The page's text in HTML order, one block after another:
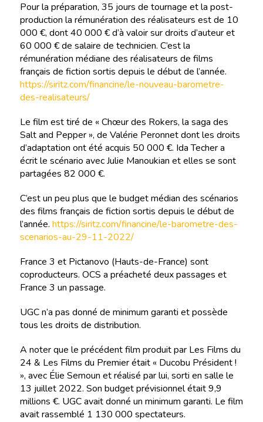
Pour la préparation, 35 jours de tournage et la post-
production la rémunération des réalisateurs est de 10
000 €, dont 40 000 € d’à valoir sur droits d’auteur et
60 000 € de salaire de technicien. C’est la
rémunération médiane des réalisateurs de films
français de fiction sortis depuis le début de l’année.
https://siritz.com/financine/le-nouveau-barometre-
des-realisateurs/
Le film est tiré de « Chœur des Rokers, la saga des
Salt and Pepper », de Valérie Peronnet dont les droits
d’adaptation ont été acquis 50 000 €. Ida Techer a
écrit le scénario avec Julie Manoukian et elles se sont
partagées 82 000 €.
C’est un peu plus que le budget médian des scénarios
des films français de fiction sortis depuis le début de
l’année. https://siritz.com/financine/le-barometre-des-
scenarios-au-29-11-2022/
France 3 et Pictanovo (Hauts-de-France) sont
coproducteurs. OCS a préacheté deux passages et
France 3 un passage.
UGC n’a pas donné de minimum garanti et possède
tous les droits de distribution.
A noter que le précédent film produit par Les Films du
24 & Les Films du Premier était « Ducobu Président !
», avec Élie Semoun et réalisé par lui, sorti en salle le
13 juillet 2022. Son budget prévisionnel était 9,9
millions €. UGC avait donné un minimum garanti. Le film
avait rassemblé 1 130 000 spectateurs.